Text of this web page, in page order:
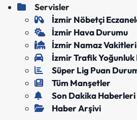
Servisler
İzmir Nöbetçi
İzmir Hava Durumu
İzmir Namaz Vakitleri
İzmir Trafik Yoğunluk
Süper Lig Puan
Tüm Manşetler
Son Dakika Haberleri
Haber Arşivi